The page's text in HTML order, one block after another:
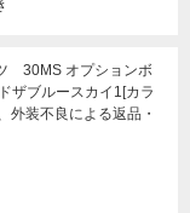
30MS オプションボ
ザブルースカイ1[カラ
外装不良による返品・